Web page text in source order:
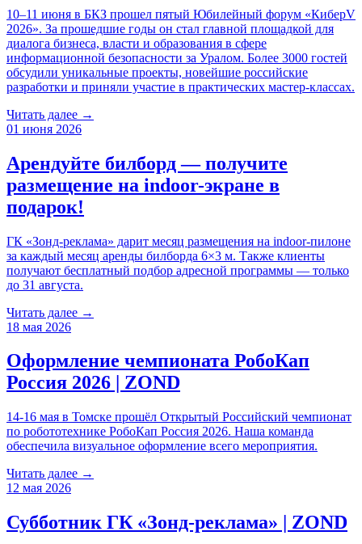
10–11 июня в БКЗ прошел пятый Юбилейный форум «КиберV
2026». За прошедшие годы он стал главной площадкой для
диалога бизнеса, власти и образования в сфере
информационной безопасности за Уралом. Более 3000 гостей
обсудили уникальные проекты, новейшие российские
разработки и приняли участие в практических мастер-классах.
Читать далее →
01 июня 2026
Арендуйте билборд — получите
размещение на indoor-экране в
подарок!
ГК «Зонд-реклама» дарит месяц размещения на indoor-пилоне
за каждый месяц аренды билборда 6×3 м. Также клиенты
получают бесплатный подбор адресной программы — только
до 31 августа.
Читать далее →
18 мая 2026
Оформление чемпионата РобоКап
Россия 2026 | ZOND
14-16 мая в Томске прошёл Открытый Российский чемпионат
по робототехнике РобоКап Россия 2026. Наша команда
обеспечила визуальное оформление всего мероприятия.
Читать далее →
12 мая 2026
Субботник ГК «Зонд-реклама» | ZOND